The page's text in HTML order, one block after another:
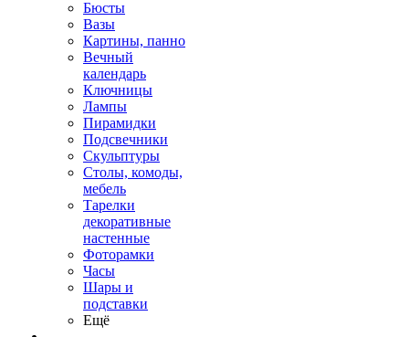
Бюсты
Вазы
Картины, панно
Вечный
календарь
Ключницы
Лампы
Пирамидки
Подсвечники
Скульптуры
Столы, комоды,
мебель
Тарелки
декоративные
настенные
Фоторамки
Часы
Шары и
подставки
Ещё